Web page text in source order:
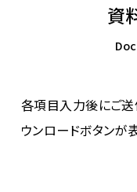
資
各項目入力後にご送
ウンロードボタンが